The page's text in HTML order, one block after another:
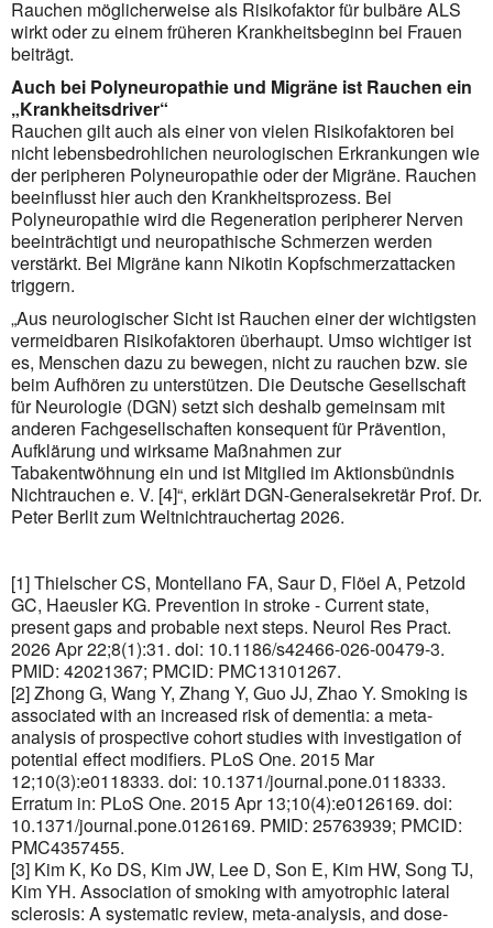
Rauchen möglicherweise als Risikofaktor für bulbäre ALS
wirkt oder zu einem früheren Krankheitsbeginn bei Frauen
beiträgt.
Auch bei Polyneuropathie und Migräne ist Rauchen ein
„Krankheitsdriver“
Rauchen gilt auch als einer von vielen Risikofaktoren bei
nicht lebensbedrohlichen neurologischen Erkrankungen wie
der peripheren Polyneuropathie oder der Migräne. Rauchen
beeinflusst hier auch den Krankheitsprozess. Bei
Polyneuropathie wird die Regeneration peripherer Nerven
beeinträchtigt und neuropathische Schmerzen werden
verstärkt. Bei Migräne kann Nikotin Kopfschmerzattacken
triggern.
„Aus neurologischer Sicht ist Rauchen einer der wichtigsten
vermeidbaren Risikofaktoren überhaupt. Umso wichtiger ist
es, Menschen dazu zu bewegen, nicht zu rauchen bzw. sie
beim Aufhören zu unterstützen. Die Deutsche Gesellschaft
für Neurologie (DGN) setzt sich deshalb gemeinsam mit
anderen Fachgesellschaften konsequent für Prävention,
Aufklärung und wirksame Maßnahmen zur
Tabakentwöhnung ein und ist Mitglied im Aktionsbündnis
Nichtrauchen e. V. [4]“, erklärt DGN-Generalsekretär Prof. Dr.
Peter Berlit zum Weltnichtrauchertag 2026.
[1] Thielscher CS, Montellano FA, Saur D, Flöel A, Petzold
GC, Haeusler KG. Prevention in stroke - Current state,
present gaps and probable next steps. Neurol Res Pract.
2026 Apr 22;8(1):31. doi: 10.1186/s42466-026-00479-3.
PMID: 42021367; PMCID: PMC13101267.
[2] Zhong G, Wang Y, Zhang Y, Guo JJ, Zhao Y. Smoking is
associated with an increased risk of dementia: a meta-
analysis of prospective cohort studies with investigation of
potential effect modifiers. PLoS One. 2015 Mar
12;10(3):e0118333. doi: 10.1371/journal.pone.0118333.
Erratum in: PLoS One. 2015 Apr 13;10(4):e0126169. doi:
10.1371/journal.pone.0126169. PMID: 25763939; PMCID:
PMC4357455.
[3] Kim K, Ko DS, Kim JW, Lee D, Son E, Kim HW, Song TJ,
Kim YH. Association of smoking with amyotrophic lateral
sclerosis: A systematic review, meta-analysis, and dose-